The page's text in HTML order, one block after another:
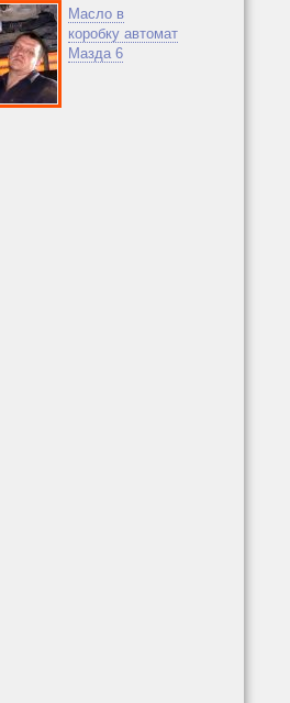
Масло в
коробку автомат
Мазда 6